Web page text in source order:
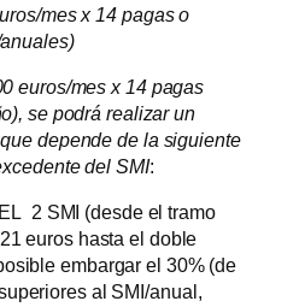
mes x 14 pagas o
euros/mes x 14 pagas
se podrá realizar un
depende de la siguiente
del SMI:
2 SMI (desde el tramo
euros hasta el doble
embargar el 30% (de
al SMI/anual,